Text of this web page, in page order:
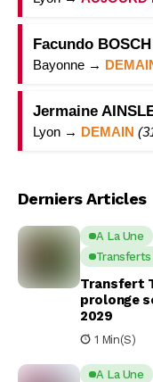
Facundo BOSCH
Bayonne →
Jermaine
Lyon → DEMAIN
Derniers Articles
A La Une
Transferts
Transfert
prolonge
2029
1 Min(s)
A La Une